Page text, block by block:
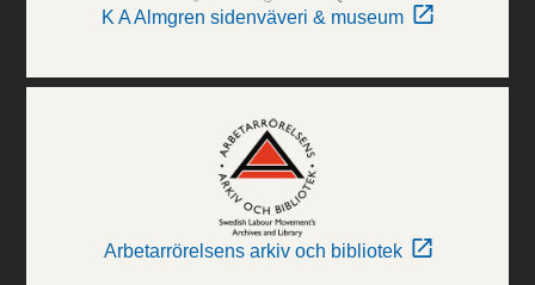
K A Almgren sidenväveri & museum
Arbetarrörelsens arkiv och bibliotek